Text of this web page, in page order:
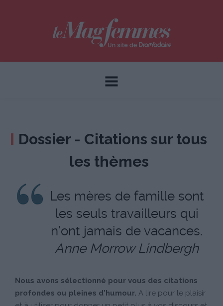
Dossier - Citations sur tous
les thèmes
Les mères de famille sont
les seuls travailleurs qui
n’ont jamais de vacances.
Anne Morrow Lindbergh
Nous avons sélectionné pour vous des citations
profondes ou pleines d'humour. A lire pour le plaisir